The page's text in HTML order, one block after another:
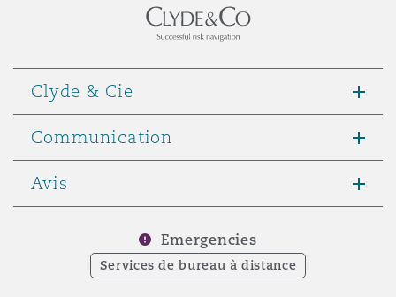
Clyde & Cie
Communication
Avis
Emergencies
Services de bureau à distance